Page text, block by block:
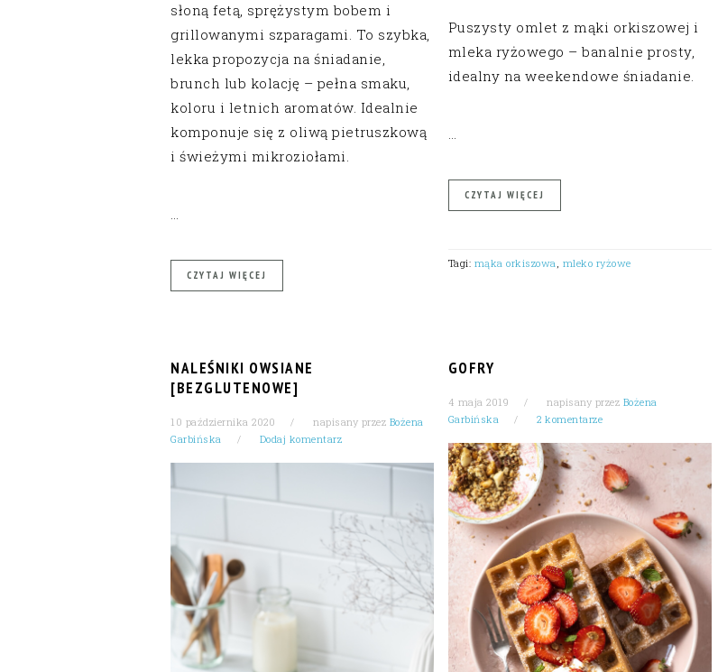
słoną fetą, sprężystym bobem i
grillowanymi szparagami. To szybka,
lekka propozycja na śniadanie,
brunch lub kolację – pełna smaku,
koloru i letnich aromatów. Idealnie
komponuje się z oliwą pietruszkową
i świeżymi mikroziołami.
…
CZYTAJ WIĘCEJ
Puszysty omlet z mąki orkiszowej i
mleka ryżowego – banalnie prosty,
idealny na weekendowe śniadanie.
…
CZYTAJ WIĘCEJ
Tagi: mąka orkiszowa, mleko ryżowe
NALEŚNIKI OWSIANE
[BEZGLUTENOWE]
10 października 2020 napisany przez Bożena
Garbińska
Dodaj komentarz
GOFRY
4 maja 2019 napisany przez Bożena
Garbińska
2 komentarze